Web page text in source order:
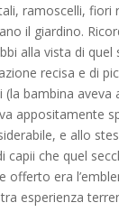
ramoscelli, fiori
il giardino.
alla vista di quel
recisa e di
bambina aveva
appositamente
e allo
capii che quel
offerto era
esperienza